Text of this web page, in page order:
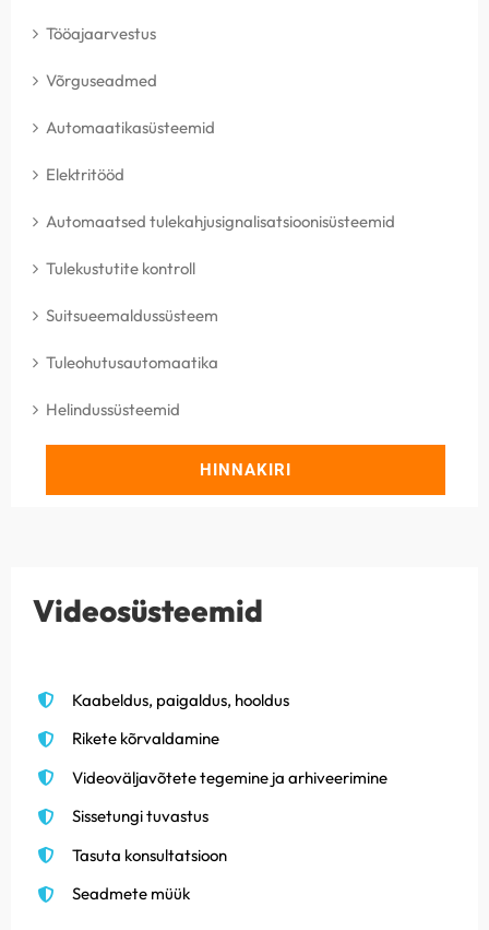
Videosüsteemid
Kaabeldus, paigaldus, hooldus
Rikete kõrvaldamine
Videoväljavõtete tegemine ja arhiveerimine
Sissetungi tuvastus
Tasuta konsultatsioon
Seadmete müük
Tööajaarvestus
Võrguseadmed
Automaatikasüsteemid
Elektritööd
Automaatsed tulekahjusignalisatsioonisüsteemid
Tulekustutite kontroll
Suitsueemaldussüsteem
Tuleohutusautomaatika
Helindussüsteemid
HINNAKIRI